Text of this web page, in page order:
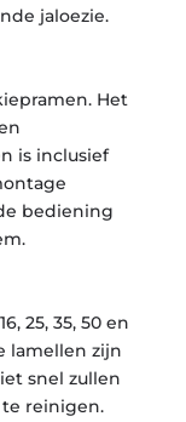
jaloezie.
Het
is inclusief
bediening
25, 35, 50 en
lamellen zijn
snel zullen
reinigen.